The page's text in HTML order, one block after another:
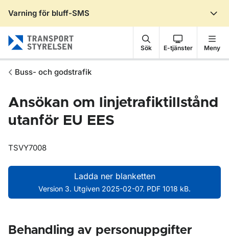
Varning för bluff-SMS
Sök E-tjänster Meny
Buss- och godstrafik
Ansökan om linjetrafiktillstånd
utanför EU EES
TSVY7008
Ladda ner blanketten
Version 3. Utgiven 2025-02-07. PDF 1018 kB.
Behandling av personuppgifter